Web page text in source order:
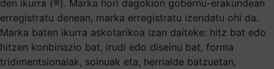
den ikurra (®). Marka hori dagokion gobernu-erakundean
erregistratu denean, marka erregistratu izendatu ohi da.
Marka baten ikurra askotarikoa izan daiteke: hitz bat edo
hitzen konbinazio bat, irudi edo diseinu bat, forma
tridimentsionalak, soinuak eta, herrialde batzuetan,